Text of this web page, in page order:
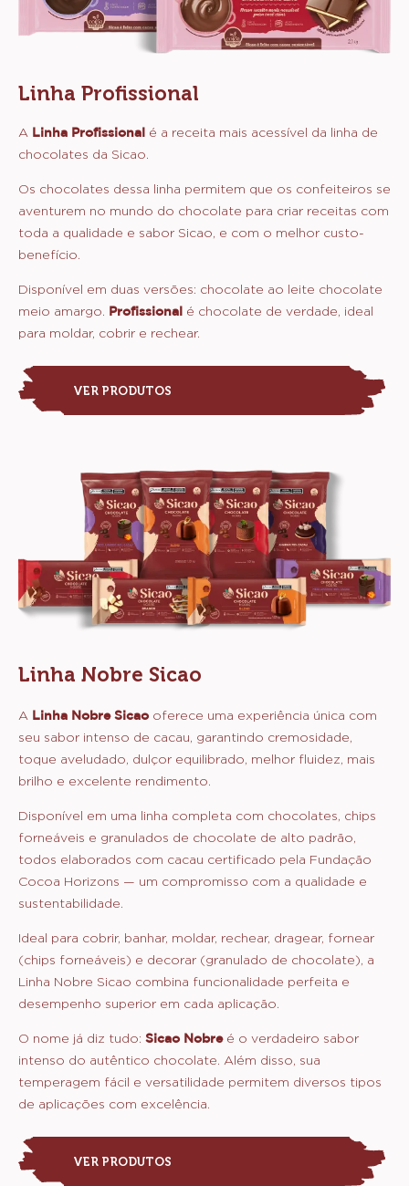
Linha Profissional
A Linha Profissional é a receita mais acessível da linha de
chocolates da Sicao.
Os chocolates dessa linha permitem que os confeiteiros se
aventurem no mundo do chocolate para criar receitas com
toda a qualidade e sabor Sicao, e com o melhor custo-
benefício.
Disponível em duas versões: chocolate ao leite chocolate
meio amargo. Profissional é chocolate de verdade, ideal
para moldar, cobrir e rechear.
VER PRODUTOS
Linha Nobre Sicao
A Linha Nobre Sicao oferece uma experiência única com
seu sabor intenso de cacau, garantindo cremosidade,
toque aveludado, dulçor equilibrado, melhor fluidez, mais
brilho e excelente rendimento.
Disponível em uma linha completa com chocolates, chips
forneáveis e granulados de chocolate de alto padrão,
todos elaborados com cacau certificado pela Fundação
Cocoa Horizons — um compromisso com a qualidade e
sustentabilidade.
Ideal para cobrir, banhar, moldar, rechear, dragear, fornear
(chips forneáveis) e decorar (granulado de chocolate), a
Linha Nobre Sicao combina funcionalidade perfeita e
desempenho superior em cada aplicação.
O nome já diz tudo: Sicao Nobreé o verdadeiro sabor
intenso do autêntico chocolate. Além disso, sua
temperagem fácil e versatilidade permitem diversos tipos
de aplicações com excelência.
VER PRODUTOS